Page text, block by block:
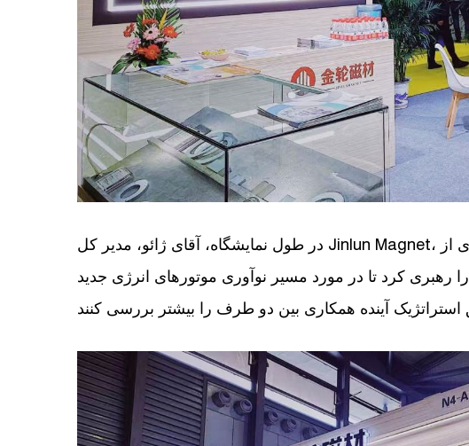
در طول نمایشگاه، آقای ژائو، مدیر کل Jinlun Magnet، تعدادی از کارکنان فروش و تعدادی از
رهبری کرد تا در مورد مسیر نوآوری موتورهای انرژی جدید